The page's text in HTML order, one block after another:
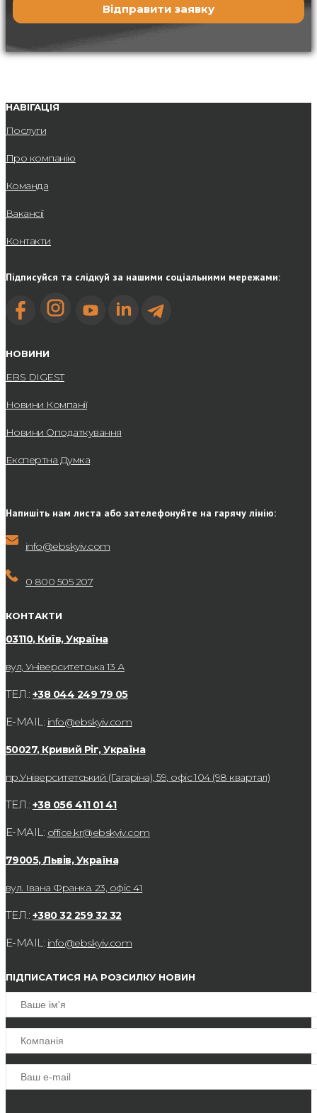
НАВІГАЦІЯ
Послуги
Про компанію
Команда
Вакансії
Контакти
Підписуйся та слідкуй за нашими соціальними мережами:
НОВИНИ
EBS DIGEST
Новини Компанії
Новини Оподаткування
Експертна Думка
Напишіть нам листа або зателефонуйте на гарячу лінію:
info@ebskyiv.com
0 800 505 207
КОНТАКТИ
03110, Київ, Україна
вул, Університетська 13 А
ТЕЛ.: +38 044 249 79 05
E-MAIL: info@ebskyiv.com
50027, Кривий Ріг, Україна
пр.Університетський (Гагаріна), 59, офіс 104 (98 квартал)
ТЕЛ.: +38 056 411 01 41
E-MAIL: office.kr@ebskyiv.com
79005, Львів, Україна
вул. Івана Франка. 23, офіс 41
ТЕЛ.: +380 32 259 32 32
E-MAIL: info@ebskyiv.com
ПІДПИСАТИСЯ НА РОЗСИЛКУ НОВИН